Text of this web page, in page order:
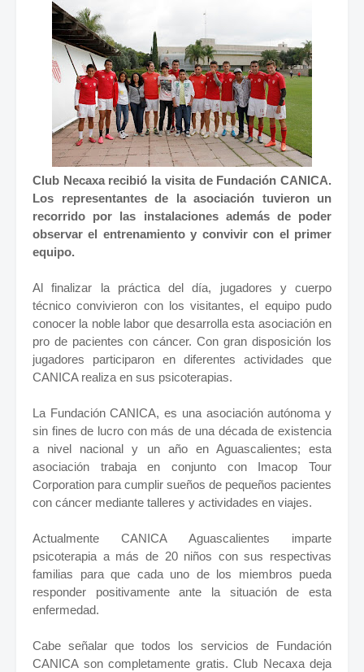
Club Necaxa recibió la visita de Fundación CANICA.
Los representantes de la asociación tuvieron un
recorrido por las instalaciones además de poder
observar el entrenamiento y convivir con el primer
equipo.
Al finalizar la práctica del día, jugadores y cuerpo
técnico convivieron con los visitantes, el equipo pudo
conocer la noble labor que desarrolla esta asociación en
pro de pacientes con cáncer. Con gran disposición los
jugadores participaron en diferentes actividades que
CANICA realiza en sus psicoterapias.
La Fundación CANICA, es una asociación autónoma y
sin fines de lucro con más de una década de existencia
a nivel nacional y un año en Aguascalientes; esta
asociación trabaja en conjunto con Imacop Tour
Corporation para cumplir sueños de pequeños pacientes
con cáncer mediante talleres y actividades en viajes.
Actualmente CANICA Aguascalientes imparte
psicoterapia a más de 20 niños con sus respectivas
familias para que cada uno de los miembros pueda
responder positivamente ante la situación de esta
enfermedad.
Cabe señalar que todos los servicios de Fundación
CANICA son completamente gratis. Club Necaxa deja